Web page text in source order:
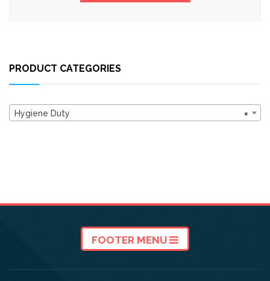
PRODUCT CATEGORIES
×
Hygiene Duty
FOOTER MENU